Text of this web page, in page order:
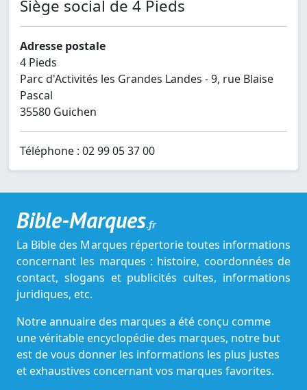
Siège social de 4 Pieds
Adresse postale
4 Pieds
Parc d'Activités les Grandes Landes - 9, rue Blaise
Pascal
35580 Guichen
Téléphone : 02 99 05 37 00
Bible-Marques.fr
La Bible des Marques répertorie toutes informations
concernant les marques : histoire, coordonnées de
contact, slogans et publicités cultes, informations
juridiques, etc.
Notre annuaire des marques a été conçu comme
une véritable encyclopédie des marques, notre but
est de vous donner les informations les plus justes
et exhaustives concernant vos marques favorites.